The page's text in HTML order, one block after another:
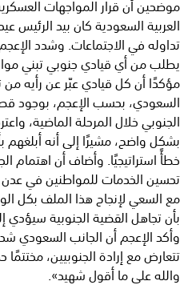
موضحين أن قرار المواجهات
العربية السعودية كان بيد
تداوله في الاجتماعات. وشدد
يطلب من أي قيادي جنوبي تبني
مؤكدًا أن كل قيادي عبّر عن رأيه من
السعودي، بحسب الإعجم، بوجود
الجنوبي خلال المرحلة الماضية،
بشكل واضح، مشيرًا إلى أنه أبلغهم
خطأً استراتيجيًا. وأضاف أن اهتمام
تحسين الخدمات للمواطنين في عدن
مع السعي لإنجاح هذا الملف بكل
بأن تجاهل القضية الجنوبية سيؤدي
وأكد الإعجم أن الجانب السعودي
تتعارض مع إرادة الجنوبيين،
والله على ما أقول شهيد».